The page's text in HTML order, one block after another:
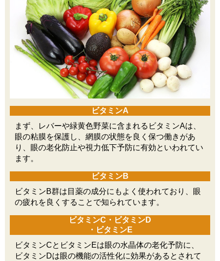
ビタミンA
まず、レバーや緑黄色野菜に含まれるビタミンAは、
眼の粘膜を保護し、網膜の状態を良く保つ働きがあ
り、眼の老化防止や視力低下予防に有効といわれてい
ます。
ビタミンB
ビタミンB群は目薬の成分にもよく使われており、眼
の疲れを良くすることで知られています。
ビタミンC・ビタミンD
・ビタミンE
ビタミンCとビタミンEは眼の水晶体の老化予防に、
ビタミンDは眼の機能の活性化に効果があるとされて